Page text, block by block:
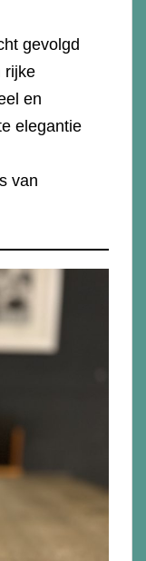
gevolgd
rijke
en
elegantie
van